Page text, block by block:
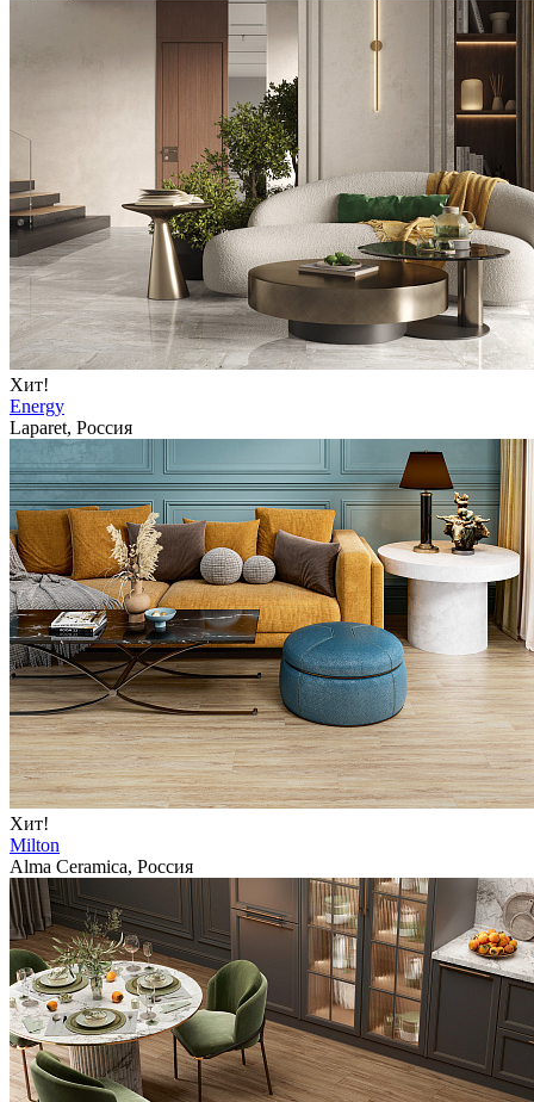
Хит!
Energy
Laparet, Россия
Хит!
Milton
Alma Ceramica, Россия